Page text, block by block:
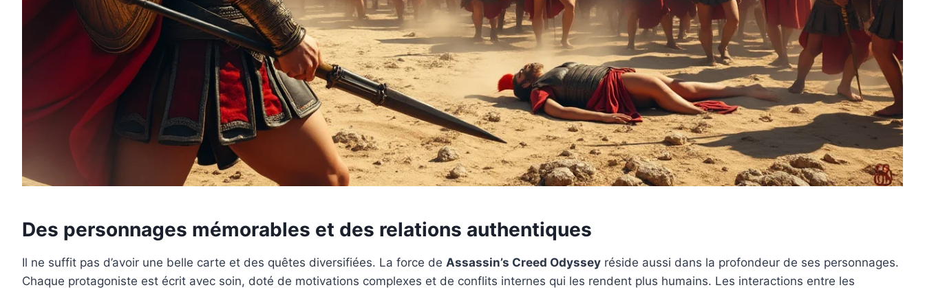
Des personnages mémorables et des relations authentiques
Il ne suffit pas d’avoir une belle carte et des quêtes diversifiées. La force de Assassin’s Creed Odyssey réside aussi dans la profondeur de ses personnages.
Chaque protagoniste est écrit avec soin, doté de motivations complexes et de conflits internes qui les rendent plus humains. Les interactions entre les